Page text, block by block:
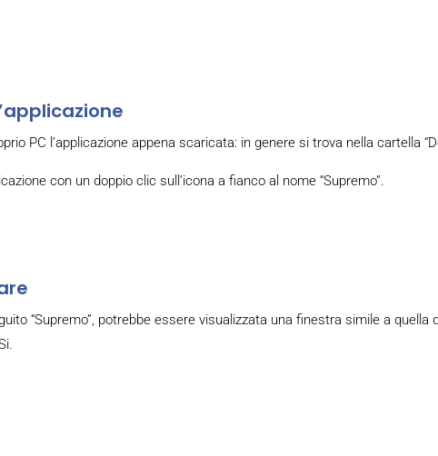
PC l’applicazione appena scaricata: in genere si trova nella cartella
con un doppio clic sull’icona a fianco al nome “Supremo”.
“Supremo”, potrebbe essere visualizzata una finestra simile a